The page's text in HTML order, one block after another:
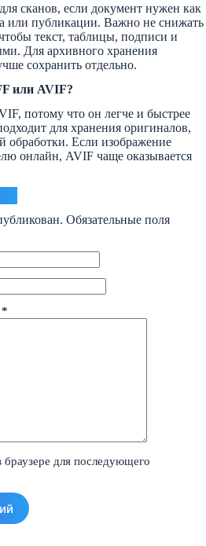
сканов, если документ нужен как
или публикации. Важно не снижать
текст, таблицы, подписи и
Для архивного хранения
сохранить отдельно.
или AVIF?
потому что он легче и быстрее
для хранения оригиналов,
обработки. Если изображение
онлайн, AVIF чаще оказывается
Обязательные поля
*
для последующего